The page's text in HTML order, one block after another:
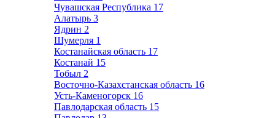
Чувашская Республика 17
Алатырь 3
Ядрин 2
Шумерля 1
Костанайская область 17
Костанай 15
Тобыл 2
Восточно-Казахстанская область 16
Усть-Каменогорск 16
Павлодарская область 15